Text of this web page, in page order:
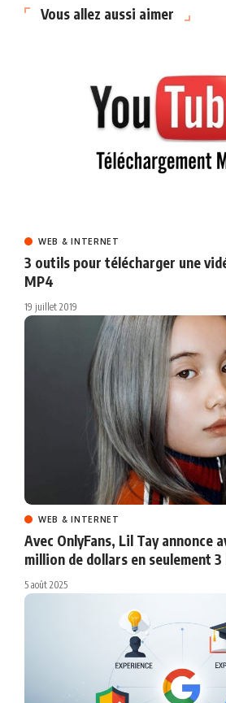
Vous allez aussi aimer
WEB & INTERNET
3 outils pour télécharger une
MP4
19 juillet 2019
WEB & INTERNET
Avec OnlyFans, Lil Tay annonce
million de dollars en seulement 3
5 août 2025